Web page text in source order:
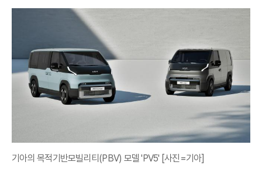
기아의 목적기반모빌리티(PBV) 모델 'PV5' [사진=기아]